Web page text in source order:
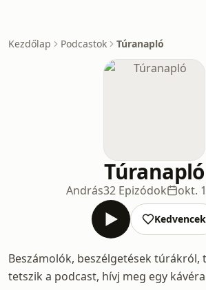
Kezdőlap Podcastok Túranapló
Túranapló
András32 Epizódok okt.
Kedvencek
Beszámolók, beszélgetések túrákról,
tetszik a podcast, hívj meg egy